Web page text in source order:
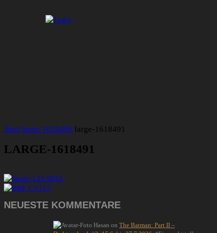
Start large-1618491 large-1618491
LARGE-1618491
NEUESTE KOMMENTARE
Hasan on The Batman: Part II –